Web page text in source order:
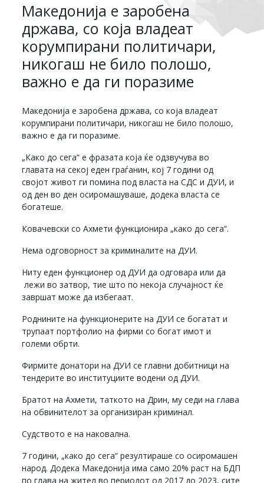
Македонија е заробена
држава, со која владеат
корумпирани политичари,
никогаш не било полошо,
важно е да ги поразиме
Македонија е заробена држава, со која владеат
корумпирани политичари, никогаш не било полошо,
важно е да ги поразиме.
„Како до сега“ е фразата која ќе одзвучува во
главата на секој еден граѓанин, кој 7 години од
својот живот ги помина под власта на СДС и ДУИ, и
од ден во ден осиромашуваше, додека власта се
богатеше.
Ковачевски со Ахмети функционира „како до сега“.
Нема одговорност за криминалите на ДУИ.
Ниту еден функционер од ДУИ да одговара или да
лежи во затвор, тие што по некоја случајност ќе
завршат може да избегаат.
Роднините на функционерите на ДУИ се богатат и
трупаат портфолио на фирми со богат имот и
големи обрти.
Фирмите донатори на ДУИ се главни добитници на
тендерите во институциите водени од ДУИ.
Братот на Ахмети, таткото на Дрин, му седи на глава
на обвинителот за организиран криминал.
Судството е на наковална.
7 години, „како до сега“ резултираше со осиромашен
народ. Додека Македонија има само 20% раст на БДП
по глава на жител во периодот од 2017 до 2023, сите